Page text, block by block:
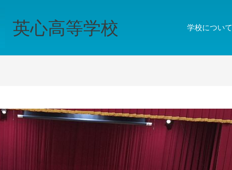
英心高等学校 学校について